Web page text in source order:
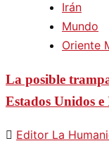
Irán
Mundo
Oriente
La posible
Estados Unidos
Editor La